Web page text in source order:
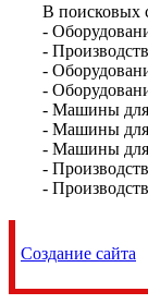
В поисковых
-
-
-
-
- Машины для
- Машины для
- Машины для
-
-
Создание сайта